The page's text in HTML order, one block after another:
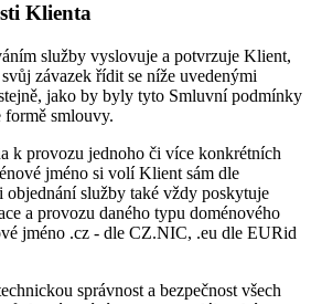
Klienta
služby vyslovuje a potvrzuje Klient,
závazek řídit se níže uvedenými
jako by byly tyto Smluvní podmínky
formě smlouvy.
k provozu jednoho či více konkrétních
jméno si volí Klient sám dle
služby také vždy poskytuje
a provozu daného typu doménového
jméno .cz - dle CZ.NIC, .eu dle EURid
správnost a bezpečnost všech